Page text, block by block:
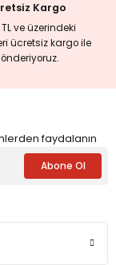
Kargo
ve üzerindeki
ücretsiz kargo ile
faydalanın
Abone Ol